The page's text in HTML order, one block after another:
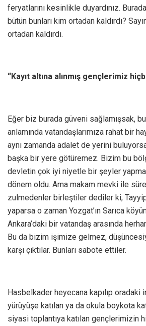
feryatlarını kesinlikle duyardınız.
bütün bunları kim ortadan kaldırdı?
ortadan kaldırdı.
“Kayıt altına alınmış gençlerimiz
Eğer biz burada güveni sağlamışsak,
anlamında vatandaşlarımıza rahat bir
aynı zamanda adalet de yerini
başka bir yere götüremez. Bizim bu
devletin çok iyi niyetle bir şeyler
dönem oldu. Ama makam mevki ile
zulmedenler birleştiler dediler ki,
yaparsa o zaman Yozgat’ın Sarıca
Ankara’daki bir vatandaş arasında
Bu da bizim işimize gelmez,
karşı çıktılar. Bunları sabote ettiler.
Hasbelkader heyecana kapılıp
yürüyüşe katılan ya da okula boykota
siyasi toplantıya katılan gençlerimizin